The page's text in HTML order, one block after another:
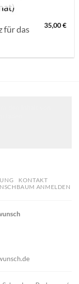
für das
35,00€
KONTAKT
ANMELDEN